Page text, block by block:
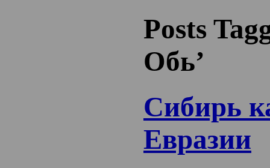
Posts
Обь’
Сибирь
Евразии